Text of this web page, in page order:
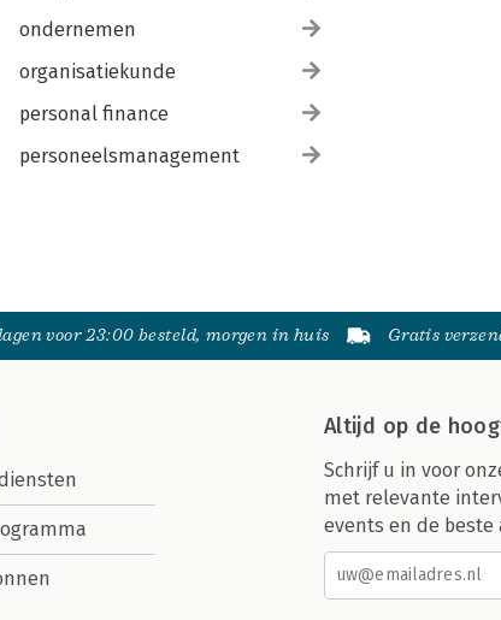
ondernemen
organisatiekunde
personal finance
personeelsmanagement
voor 23:00 besteld, morgen in huis Gratis
Altijd op de
Schrijf u in voor
met relevante
events en de beste